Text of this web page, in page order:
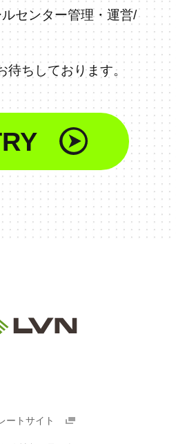
センター管理・運営/
待ちしております。
ートサイト